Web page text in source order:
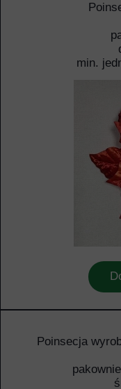
min.
Poinsecja